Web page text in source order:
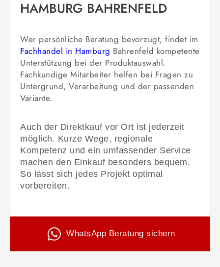
HAMBURG BAHRENFELD
Wer persönliche Beratung bevorzugt, findet im
Fachhandel in Hamburg Bahrenfeld kompetente
Unterstützung bei der Produktauswahl.
Fachkundige Mitarbeiter helfen bei Fragen zu
Untergrund, Verarbeitung und der passenden
Variante.
Auch der Direktkauf vor Ort ist jederzeit
möglich. Kurze Wege, regionale
Kompetenz und ein umfassender Service
machen den Einkauf besonders bequem.
So lässt sich jedes Projekt optimal
vorbereiten.
WhatsApp Beratung sichern